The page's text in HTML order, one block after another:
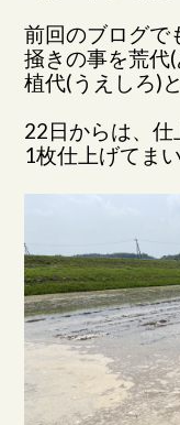
前回のブログで
掻きの事を荒代
植代(うえしろ)
22日からは、
1枚仕上げてま